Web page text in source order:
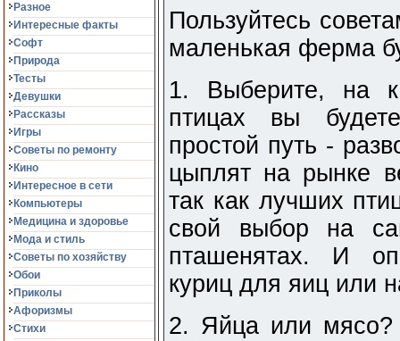
Разное
Интересные факты
Софт
Природа
Тесты
Девушки
Рассказы
Игры
Советы по ремонту
Кино
Интересное в сети
Компьютеры
Медицина и здоровье
Мода и стиль
Советы по хозяйству
Обои
Приколы
Афоризмы
Стихи
Пользуйтесь
маленькая ферма
1. Выберите, на
птицах вы
простой путь -
цыплят на рынке
так как лучших
свой выбор на
пташенятах. И
куриц для яиц или
2. Яйца или мясо?